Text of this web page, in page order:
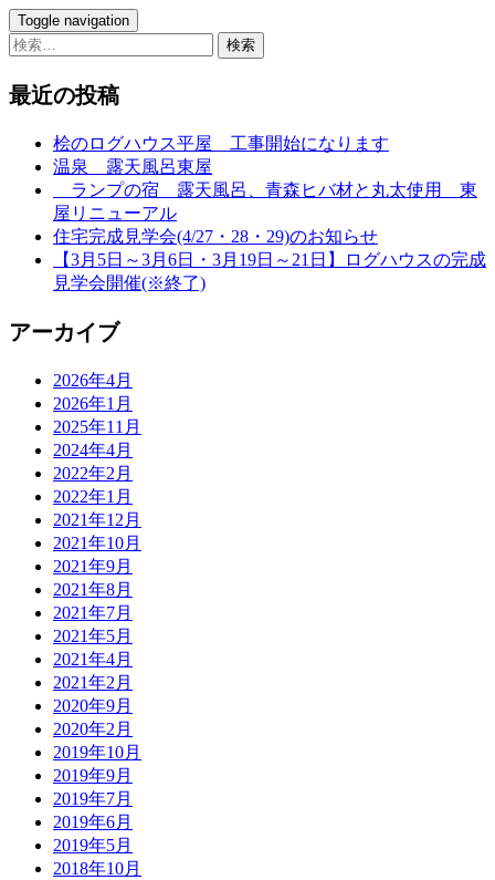
Toggle navigation
検
最近の投稿
桧のログハウス平屋 工事開始になります
温泉 露天風呂東屋
ランプの宿 露天風呂、青森ヒバ材と丸太使用 東
屋リニューアル
住宅完成見学会(4/27・28・29)のお知らせ
【3月5日～3月6日・3月19日～21日】ログハウスの完成
見学会開催(※終了)
アーカイブ
2026年4月
2026年1月
2025年11月
2024年4月
2022年2月
2022年1月
2021年12月
2021年10月
2021年9月
2021年8月
2021年7月
2021年5月
2021年4月
2021年2月
2020年9月
2020年2月
2019年10月
2019年9月
2019年7月
2019年6月
2019年5月
2018年10月